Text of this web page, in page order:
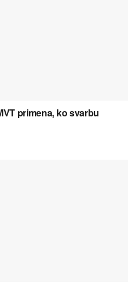
primena, ko svarbu